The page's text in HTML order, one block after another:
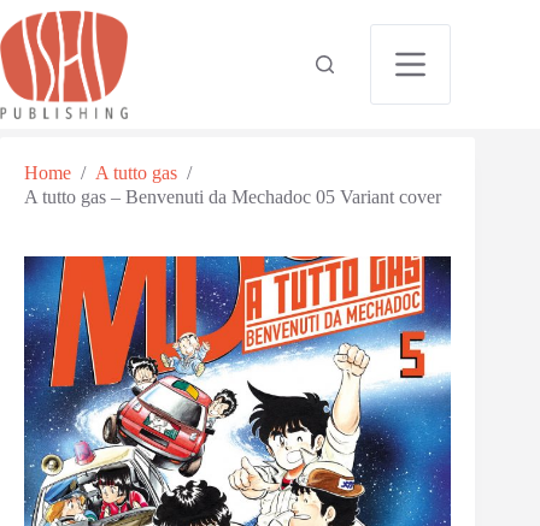
Home / A tutto gas /
A tutto gas – Benvenuti da Mechadoc 05 Variant cover